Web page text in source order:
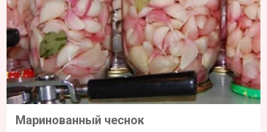
Маринованный чеснок